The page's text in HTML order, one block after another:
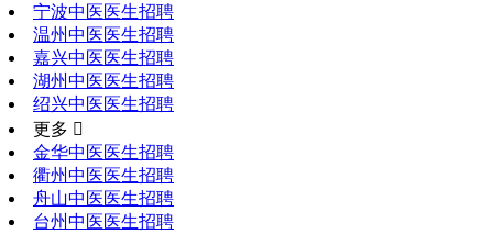
宁波中医医生招聘
温州中医医生招聘
嘉兴中医医生招聘
湖州中医医生招聘
绍兴中医医生招聘
更多 
金华中医医生招聘
衢州中医医生招聘
舟山中医医生招聘
台州中医医生招聘